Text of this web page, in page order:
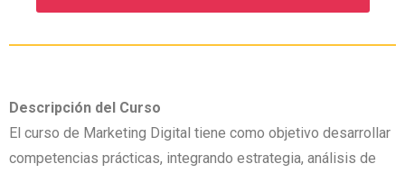
Descripción del Curso
El curso de Marketing Digital tiene como objetivo desarrollar
competencias prácticas, integrando estrategia, análisis de